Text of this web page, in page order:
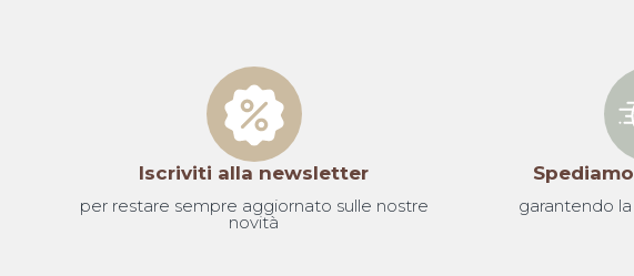
Iscriviti alla newsletter
per restare sempre aggiornato sulle nostre
novità
garantendo